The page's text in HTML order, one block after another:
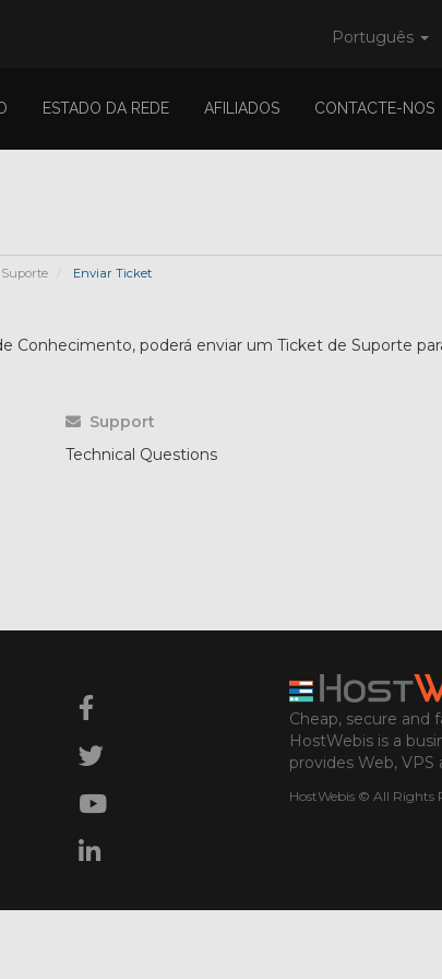
Português
ESTADO DA REDE AFILIADOS CONTACTE-NOS
Enviar Ticket
Conhecimento, poderá enviar um Ticket de Suporte
Support
Technical Questions
Cheap, secure and
HostWebis is a
provides Web,
HostWebis © All Rights